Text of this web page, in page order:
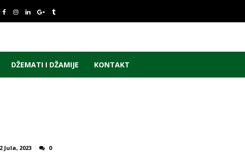
DŽEMATI I DŽAMIJE KONTAKT
Jula, 2023 0